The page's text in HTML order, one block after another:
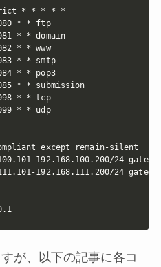
* * * * *
* * ftp
* * domain
* * www
* * smtp
* * pop3
* * submission
* * tcp
* * udp
except remain-silent
192.168.100.200/24
192.168.111.200/24
dns server 192.168.100.1
が、以下の記事に各コ